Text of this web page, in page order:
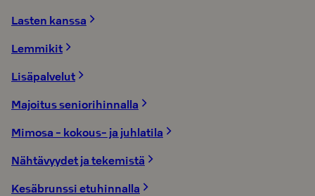
Lasten kanssa
Lemmikit
Lisäpalvelut
Majoitus seniorihinnalla
Mimosa - kokous- ja juhlatila
Nähtävyydet ja tekemistä
Kesäbrunssi etuhinnalla